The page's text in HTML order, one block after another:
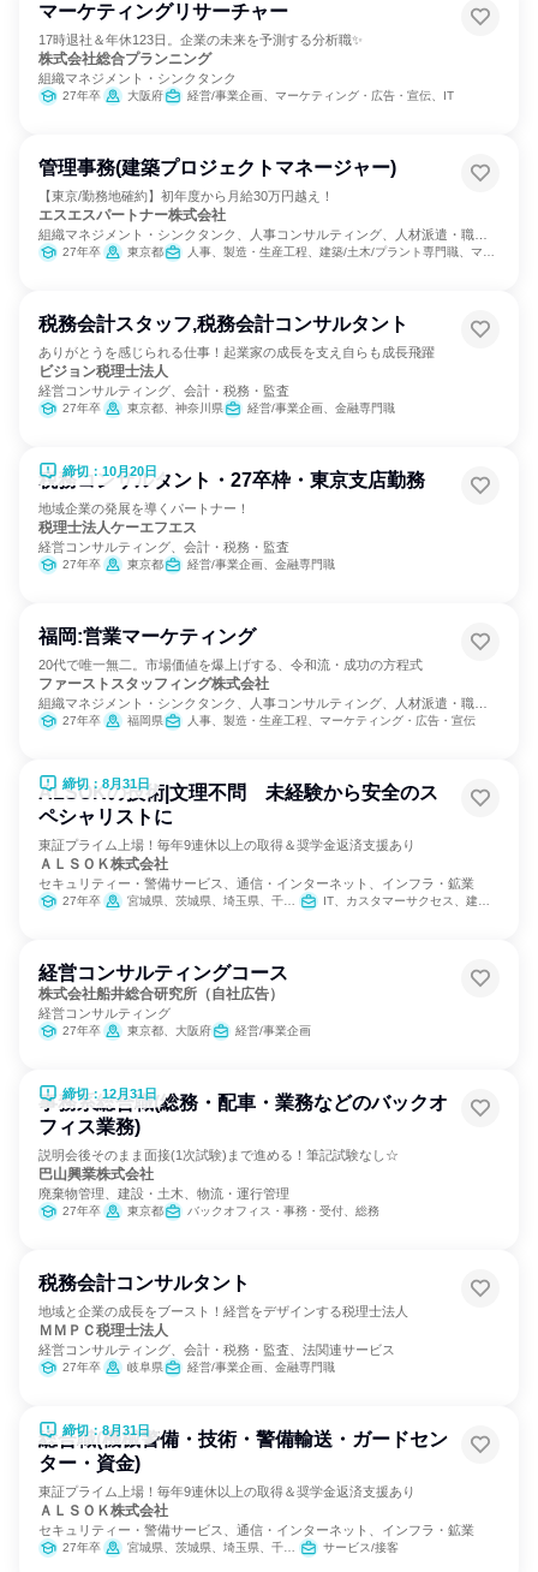
マーケティングリサーチャー
17時退社＆年休123日。企業の未来を予測する分析職✨
株式会社総合プランニング
組織マネジメント・シンクタンク
27年卒 大阪府 経営/事業企画、マーケティング・広告・宣伝、IT
管理事務(建築プロジェクトマネージャー)
【東京/勤務地確約】初年度から月給30万円越え！
エスエスパートナー株式会社
組織マネジメント・シンクタンク、人事コンサルティング、人材派遣・職業
紹介27年卒 東京都 人事、製造・生産工程、建築/土木/プラント専門職、マーケティング・広告・宣伝
税務会計スタッフ,税務会計コンサルタント
ありがとうを感じられる仕事！起業家の成長を支え自らも成長飛躍
ビジョン税理士法人
経営コンサルティング、会計・税務・監査
27年卒 東京都、神奈川県 経営/事業企画、金融専門職
締切：10月20日
税務コンサルタント・27卒枠・東京支店勤務
地域企業の発展を導くパートナー！
税理士法人ケーエフエス
経営コンサルティング、会計・税務・監査
27年卒 東京都 経営/事業企画、金融専門職
福岡:営業マーケティング
20代で唯一無二。市場価値を爆上げする、令和流・成功の方程式
ファーストスタッフィング株式会社
組織マネジメント・シンクタンク、人事コンサルティング、人材派遣・職業
紹介27年卒 福岡県 人事、製造・生産工程、マーケティング・広告・宣伝
締切：8月31日
ALSOKの技術|文理不問 未経験から安全のス
ペシャリストに
東証プライム上場！毎年9連休以上の取得＆奨学金返済支援あり
ＡＬＳＯＫ株式会社
セキュリティー・警備サービス、通信・インターネット、インフラ・鉱業
27年卒 宮城県、茨城県、埼玉県、千葉県、東京都、神奈川県、山梨県、長野県、静岡県、愛知県、滋賀県、京都府、大阪府、兵庫県、奈良県、和歌山県、岡山県、山口県、徳島県、香川県、高知県、福岡県、熊本県、大分県 IT、カスタマーサクセス、建築/土木/プラント専門職
経営コンサルティングコース
株式会社船井総合研究所（自社広告）
経営コンサルティング
27年卒 東京都、大阪府 経営/事業企画
締切：12月31日
事務系総合職(総務・配車・業務などのバックオ
フィス業務)
説明会後そのまま面接(1次試験)まで進める！筆記試験なし☆
巴山興業株式会社
廃棄物管理、建設・土木、物流・運行管理
27年卒 東京都 バックオフィス・事務・受付、総務
税務会計コンサルタント
地域と企業の成長をブースト！経営をデザインする税理士法人
ＭＭＰＣ税理士法人
経営コンサルティング、会計・税務・監査、法関連サービス
27年卒 岐阜県 経営/事業企画、金融専門職
締切：8月31日
総合職(機械警備・技術・警備輸送・ガードセン
ター・資金)
東証プライム上場！毎年9連休以上の取得＆奨学金返済支援あり
ＡＬＳＯＫ株式会社
セキュリティー・警備サービス、通信・インターネット、インフラ・鉱業
27年卒 宮城県、茨城県、埼玉県、千葉県、東京都、神奈川県、山梨県、長野県、静岡県、愛知県、滋賀県、京都府、大阪府、兵庫県、奈良県、和歌山県、岡山県、山口県、徳島県、香川県、高知県、福岡県、熊本県、大分県 サービス/接客